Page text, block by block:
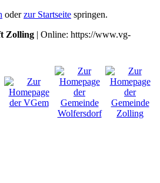
oderzur Startseite springen.
Zolling | Online: https://www.vg-